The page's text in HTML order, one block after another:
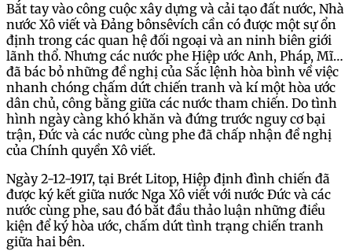
Bắt tay vào công cuộc xây dựng và cải tạo đất nước, Nhà
nước Xô viết và Đảng bônsêvích cần có được một sự ổn
định trong các quan hệ đối ngoại và an ninh biên giới
lãnh thổ. Nhưng các nước phe Hiệp ước Anh, Pháp, Mĩ…
đã bác bỏ những đề nghị của Sắc lệnh hòa bình về việc
nhanh chóng chấm dứt chiến tranh và kí một hòa ước
dân chủ, công bằng giữa các nước tham chiến. Do tình
hình ngày càng khó khăn và đứng trước nguy cơ bại
trận, Đức và các nước cùng phe đã chấp nhận đề nghị
của Chính quyền Xô viết.
Ngày 2-12-1917, tại Brét Litop, Hiệp định đình chiến đã
được ký kết giữa nước Nga Xô viết với nước Đức và các
nước cùng phe, sau đó bắt đầu thảo luận những điều
kiện để ký hòa ước, chấm dứt tình trạng chiến tranh
giữa hai bên.